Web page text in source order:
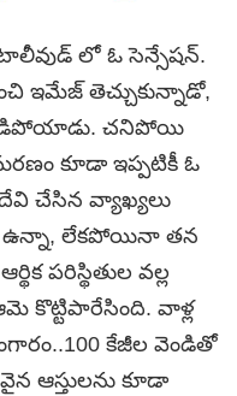
లో ఓ సెన్సేషన్.
ఇమేజ్ తెచ్చుకున్నాడో,
చనిపోయి
కూడా ఇప్పటికీ ఓ
చేసిన వ్యాఖ్యలు
లేకపోయినా తన
పరిస్థితుల వల్ల
కొట్టిపారేసింది. వాళ్ల
కేజీల వెండితో
ఆస్తులను కూడా